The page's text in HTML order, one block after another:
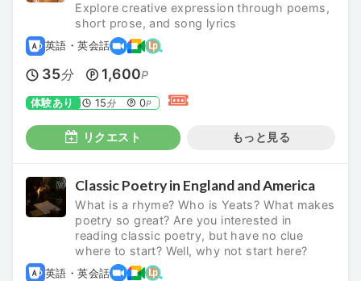
Explore creative expression through poems,
short prose, and song lyrics
英語・英会話
35分 1,600P
体験あり 15分 0P
リクエスト もっと見る
Classic Poetry in England and America
What is a rhyme? Who is Yeats? What makes
poetry so great? Are you interested in
reading classic poetry, but have no clue
where to start? Well, why not start here?
英語・英会話